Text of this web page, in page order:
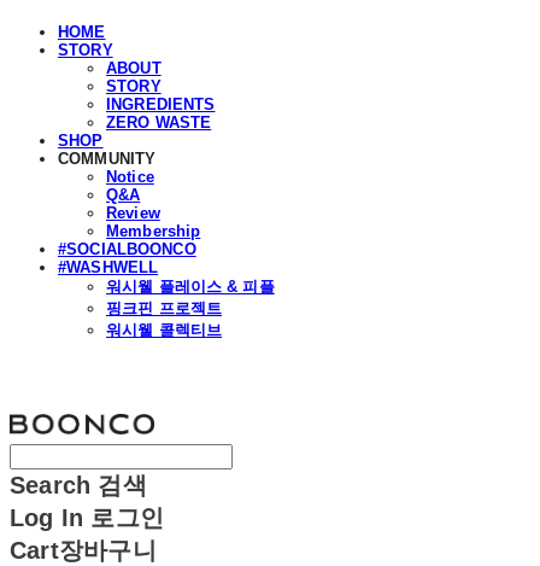
HOME
STORY
ABOUT
STORY
INGREDIENTS
ZERO WASTE
SHOP
COMMUNITY
Notice
Q&A
Review
Membership
#SOCIALBOONCO
#WASHWELL
워시웰 플레이스 & 피플
핑크핀 프로젝트
워시웰 콜렉티브
Search 검색
Log In 로그인
Cart장바구니